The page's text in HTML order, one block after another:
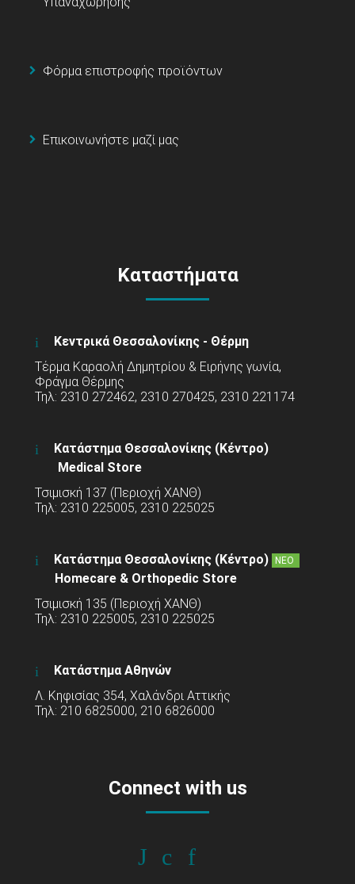
Φόρμα επιστροφής προϊόντων
Επικοινωνήστε μαζί μας
Καταστήματα
Κεντρικά Θεσσαλονίκης - Θέρμη
Τέρμα Καραολή Δημητρίου & Ειρήνης γωνία,
Φράγμα Θέρμης
Τηλ: 2310 272462, 2310 270425, 2310 221174
Κατάστημα Θεσσαλονίκης (Κέντρο)
Medical Store
Τσιμισκή 137 (Περιοχή ΧΑΝΘ)
Τηλ: 2310 225005, 2310 225025
Κατάστημα Θεσσαλονίκης (Κέντρο) ΝΕΟ
Homecare & Orthopedic Store
Τσιμισκή 135 (Περιοχή ΧΑΝΘ)
Τηλ: 2310 225005, 2310 225025
Κατάστημα Αθηνών
Λ. Κηφισίας 354, Χαλάνδρι Αττικής
Τηλ: 210 6825000, 210 6826000
Connect with us